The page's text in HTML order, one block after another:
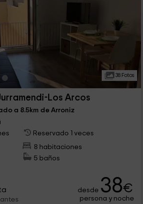
38 Fotos
Los Arcos
a 8.5km de Arroniz
Reservado 1 veces
8 habitaciones
5 baños
desde 38€
persona y noche